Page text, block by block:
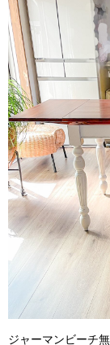
ジャーマンビーチ